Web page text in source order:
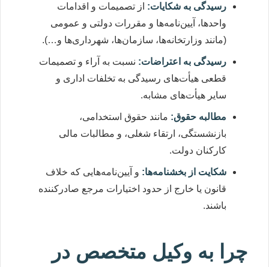
رسیدگی به شکایات: از تصمیمات و اقدامات
واحدها، آیین‌نامه‌ها و مقررات دولتی و عمومی
(مانند وزارتخانه‌ها، سازمان‌ها، شهرداری‌ها و…).
رسیدگی به اعتراضات: نسبت به آراء و تصمیمات
قطعی هیأت‌های رسیدگی به تخلفات اداری و
سایر هیأت‌های مشابه.
مطالبه حقوق: مانند حقوق استخدامی،
بازنشستگی، ارتقاء شغلی، و مطالبات مالی
کارکنان دولت.
شکایت از بخشنامه‌ها: و آیین‌نامه‌هایی که خلاف
قانون یا خارج از حدود اختیارات مرجع صادرکننده
باشند.
چرا به وکیل متخصص در